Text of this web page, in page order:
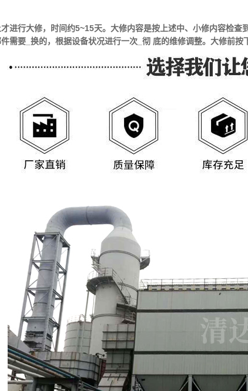
进行大修，时间约5~15天。大修内容是按上述中、小修内容检
需要_换的，根据设备状况进行一次_彻 底的维修调整。大修前按